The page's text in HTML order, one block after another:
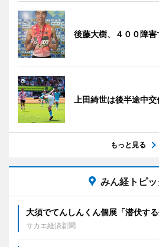
後藤大樹、４００障害
上田綺世は後半途中
もっと見る
みん経トピ
大須でてんしんくん個展「潜伏す
サカエ経済新聞